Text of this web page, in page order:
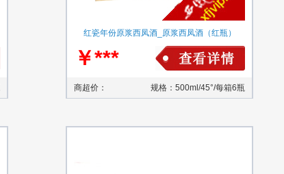
红瓷年份原浆西凤酒_原浆西凤酒（红瓶）
￥***
商超价： 规格：500ml/45°/每箱6瓶